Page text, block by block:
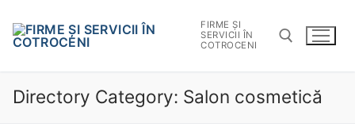
FIRME ȘI
SERVICII ÎN
COTROCENI
Directory Category: Salon cosmetică